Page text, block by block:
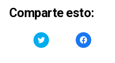
Comparte esto:
Haz
clic
Haz
clic